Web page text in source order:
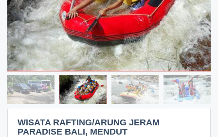
WISATA RAFTING/ARUNG JERAM
PARADISE BALI, MENDUT